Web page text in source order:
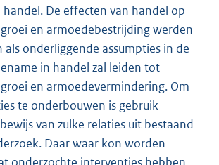
handel. De effecten van handel op
en armoedebestrijding werden
als onderliggende assumpties in de
in handel zal leiden tot
en armoedevermindering. Om
te onderbouwen is gebruik
van zulke relaties uit bestaand
Daar waar kon worden